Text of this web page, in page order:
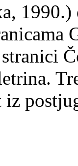
1990.)
iz